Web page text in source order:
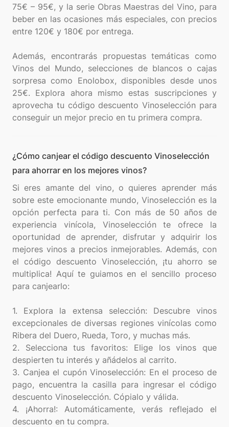
75€ – 95€, y la serie Obras Maestras del Vino, para
beber en las ocasiones más especiales, con precios
entre 120€ y 180€ por entrega.
Además, encontrarás propuestas temáticas como
Vinos del Mundo, selecciones de blancos o cajas
sorpresa como Enolobox, disponibles desde unos
25€. Explora ahora mismo estas suscripciones y
aprovecha tu código descuento Vinoselección para
¿Cómo canjear el código descuento Vinoselección
para ahorrar en los mejores vinos?
Si eres amante del vino, o quieres aprender más
sobre este emocionante mundo, Vinoselección es la
opción perfecta para ti. Con más de 50 años de
experiencia vinícola, Vinoselección te ofrece la
oportunidad de aprender, disfrutar y adquirir los
mejores vinos a precios inmejorables. Además, con
el código descuento Vinoselección, ¡tu ahorro se
multiplica! Aquí te guiamos en el sencillo proceso
para canjearlo:
1. Explora la extensa selección: Descubre vinos
excepcionales de diversas regiones vinícolas como
Ribera del Duero, Rueda, Toro, y muchas más.
2. Selecciona tus favoritos: Elige los vinos que
despierten tu interés y añádelos al carrito.
3. Canjea el cupón Vinoselección: En el proceso de
pago, encuentra la casilla para ingresar el código
descuento Vinoselección. Cópialo y válida.
4. ¡Ahorra!: Automáticamente, verás reflejado el
descuento en tu compra.